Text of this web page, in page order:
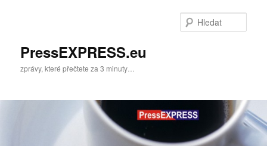
paneluPressEXPRESS.eu
zprávy, které přečtete za 3 minuty…